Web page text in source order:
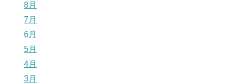
8月
7月
6月
5月
4月
3月